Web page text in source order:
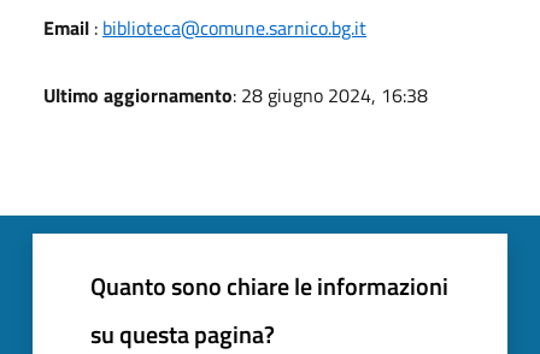
Email : biblioteca@comune.sarnico.bg.it
Ultimo aggiornamento: 28 giugno 2024, 16:38
Quanto sono chiare le informazioni
su questa pagina?